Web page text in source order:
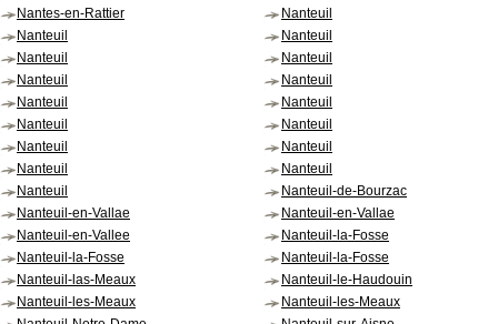
Nantes-en-Rattier
Nanteuil
Nanteuil
Nanteuil
Nanteuil
Nanteuil
Nanteuil
Nanteuil
Nanteuil
Nanteuil
Nanteuil
Nanteuil
Nanteuil
Nanteuil
Nanteuil
Nanteuil
Nanteuil
Nanteuil-de-Bourzac
Nanteuil-en-Vallae
Nanteuil-en-Vallae
Nanteuil-en-Vallee
Nanteuil-la-Fosse
Nanteuil-la-Fosse
Nanteuil-la-Fosse
Nanteuil-las-Meaux
Nanteuil-le-Haudouin
Nanteuil-les-Meaux
Nanteuil-les-Meaux